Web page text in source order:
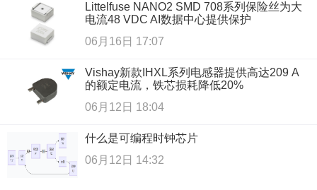
Littelfuse NANO2 SMD 708系列保险丝为大
电流48 VDC AI数据中心提供保护
06月16日 17:07
Vishay新款IHXL系列电感器提供高达209 A
的额定电流，铁芯损耗降低20%
06月12日 18:04
什么是可编程时钟芯片
06月12日 14:32